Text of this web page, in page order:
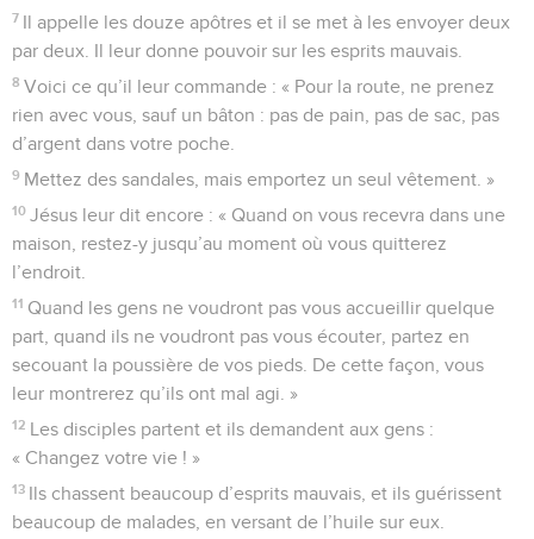
7 Il appelle les douze apôtres et il se met à les envoyer deux
par deux. Il leur donne pouvoir sur les esprits mauvais.
8 Voici ce qu’il leur commande : « Pour la route, ne prenez
rien avec vous, sauf un bâton : pas de pain, pas de sac, pas
d’argent dans votre poche.
9 Mettez des sandales, mais emportez un seul vêtement. »
10 Jésus leur dit encore : « Quand on vous recevra dans une
maison, restez-y jusqu’au moment où vous quitterez
l’endroit.
11 Quand les gens ne voudront pas vous accueillir quelque
part, quand ils ne voudront pas vous écouter, partez en
secouant la poussière de vos pieds. De cette façon, vous
leur montrerez qu’ils ont mal agi. »
12 Les disciples partent et ils demandent aux gens :
« Changez votre vie ! »
13 Ils chassent beaucoup d’esprits mauvais, et ils guérissent
beaucoup de malades, en versant de l’huile sur eux.